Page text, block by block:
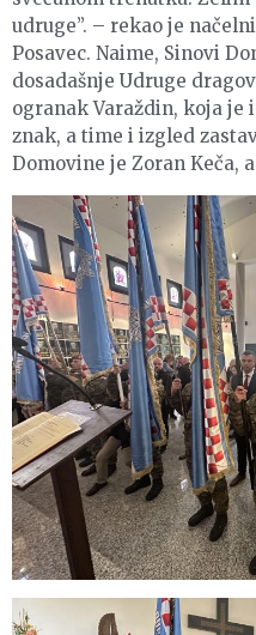
udruge”. – rekao je
Posavec. Naime, Sinovi
dosadašnje Udruge
ogranak Varaždin, koja
znak, a time i izgled
Domovine je Zoran Keča,